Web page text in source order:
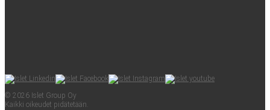
© 2026 Islet Group Oy
Kaik­ki oikeu­det pidätetään.